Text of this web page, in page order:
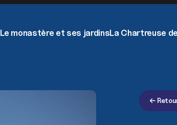
Le monastère et ses jardinsLa Chartreuse